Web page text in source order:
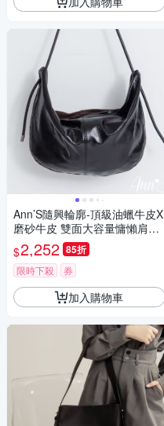
Ann’S隨興輪廓-頂級油蠟牛皮X
磨砂牛皮 雙面大容量慵懶肩背
包-黑咖
$2,252 85折
限時下殺 券
加入購物車